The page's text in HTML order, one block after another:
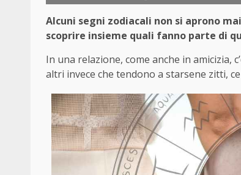
Alcuni segni zodiacali non si aprono
scoprire insieme quali fanno parte di
In una relazione, come anche in amicizia,
altri invece che tendono a starsene zitti,